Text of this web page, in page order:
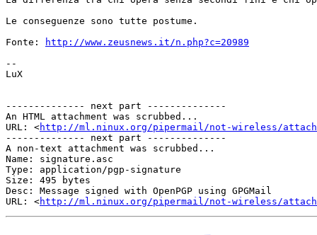
Le conseguenze sono tutte postume.
Fonte:
http://www.zeusnews.it/n.php?c=20989
--
LuX
-------------- next part --------------
An HTML attachment was scrubbed...
URL: <http://ml.ninux.org/pipermail/not-wireless/
-------------- next part --------------
A non-text attachment was scrubbed...
Name: signature.asc
Type: application/pgp-signature
Size: 495 bytes
Desc: Message signed with OpenPGP using GPGMail
URL: <http://ml.ninux.org/pipermail/not-wireless/